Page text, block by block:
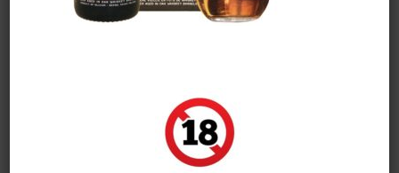
23 novembre 2024